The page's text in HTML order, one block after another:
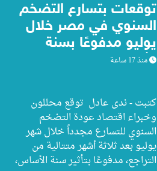
توقعات بتسارع التضخم
السنوي في مصر خلال
يوليو مدفوعًا بسنة
الأساس
منذ 17 ساعة
كتبت - ندى عادل توقع محللون
وخبراء اقتصاد عودة التضخم
السنوي للتسارع مجدداً خلال شهر
يوليو بعد ثلاثة أشهر متتالية من
التراجع، مدفوعًا بتأثير سنة الأساس،